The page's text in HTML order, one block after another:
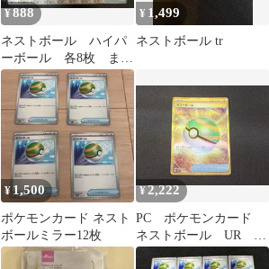
¥888
ネストボール ハイパ
ーボール 各8枚 まと
め売り ポケモンカー
¥ 1,499
ネストボール tr
¥1,500
ポケモンカード ネスト
ボールミラー12枚
¥2,222
PC ポケモンカード
ネストボール UR
107/078 SV1S ※商